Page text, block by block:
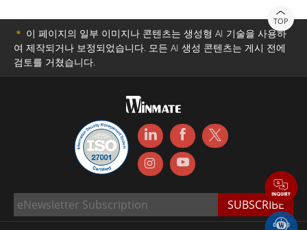
TOP
＊ 이 페이지의 일부 이미지나 콘텐츠는 생성형 AI 기술을 사용하
여 제작되거나 보정되었습니다. 모든 AI 생성 콘텐츠는 게시 전에
검토를 거쳤습니다.